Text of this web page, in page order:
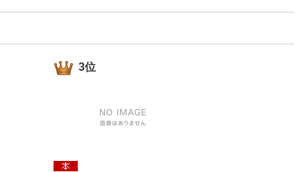
チケット
エンタメニュース
3位